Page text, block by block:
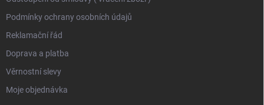
Podmínky ochrany osobních údajů
Reklamační řád
Doprava a platba
Věrnostní slevy
Moje objednávka